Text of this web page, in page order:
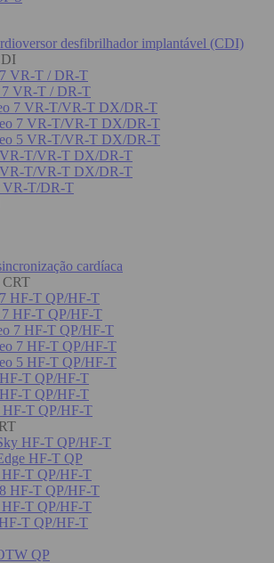
desfibrilhador implantável (CDI)
VR-T / DR-T
7 VR-T / DR-T
7 VR-T/VR-T DX/DR-T
7 VR-T/VR-T DX/DR-T
5 VR-T/VR-T DX/DR-T
VR-T/VR-T DX/DR-T
VR-T/VR-T DX/DR-T
VR-T/DR-T
cardíaca
CRT
HF-T QP/HF-T
7 HF-T QP/HF-T
7 HF-T QP/HF-T
7 HF-T QP/HF-T
5 HF-T QP/HF-T
T QP/HF-T
T QP/HF-T
HF-T QP/HF-T
HF-T QP/HF-T
HF-T QP
HF-T QP/HF-T
HF-T QP/HF-T
HF-T QP/HF-T
T QP/HF-T
QP